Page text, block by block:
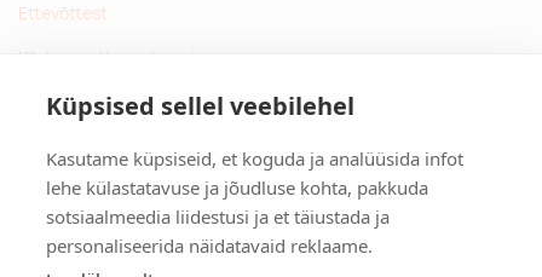
Küpsised sellel veebilehel
Kasutame küpsiseid, et koguda ja analüüsida infot
lehe külastatavuse ja jõudluse kohta, pakkuda
sotsiaalmeedia liidestusi ja et täiustada ja
personaliseerida näidatavaid reklaame.
Ettevõttest
Küsimused ja vastused
Privaatsuspoliitika
Kontakt
Tulika põik 3, Tallinn
info@kinkston.ee
+372 6989 100